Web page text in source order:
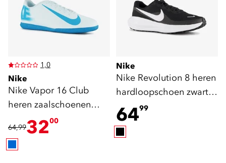
1,0
Nike
Nike Vapor 16 Club
heren zaalschoenen
blauw
64,993200
Nike
Nike Revolution 8 heren
hardloopschoen zwart
wit
6499